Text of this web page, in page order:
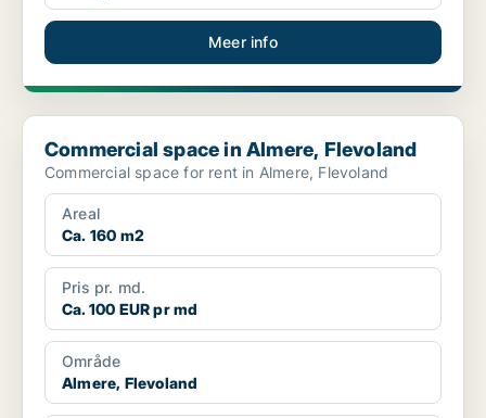
Meer info
Commercial space in Almere, Flevoland
Commercial space in Almere, Flevoland
Commercial space for rent in Almere, Flevoland
Areal
Ca. 160 m2
Pris pr. md.
Ca. 100 EUR pr md
Område
Almere, Flevoland